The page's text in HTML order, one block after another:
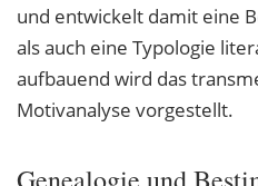
und entwickelt damit eine
als auch eine Typologie
aufbauend wird das
Motivanalyse vorgestellt.